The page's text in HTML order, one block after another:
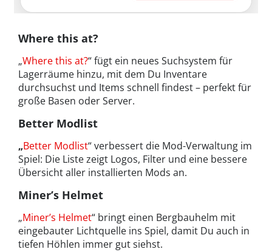
Where this at?
„Where this at?“ fügt ein neues Suchsystem für
Lagerräume hinzu, mit dem Du Inventare
durchsuchst und Items schnell findest – perfekt für
große Basen oder Server.
Better Modlist
„Better Modlist“ verbessert die Mod-Verwaltung im
Spiel: Die Liste zeigt Logos, Filter und eine bessere
Übersicht aller installierten Mods an.
Miner’s Helmet
„Miner’s Helmet“ bringt einen Bergbauhelm mit
eingebauter Lichtquelle ins Spiel, damit Du auch in
tiefen Höhlen immer gut siehst.